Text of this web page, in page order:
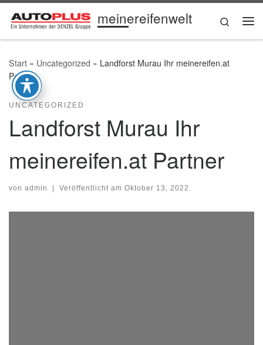
Zum Inhalt springen meinereifenwelt
Search
Start » Uncategorized » Landforst Murau Ihr meinereifen.at
Partner
UNCATEGORIZED
Landforst Murau Ihr
meinereifen.at Partner
von admin | Veröffentlicht am Oktober 13, 2022